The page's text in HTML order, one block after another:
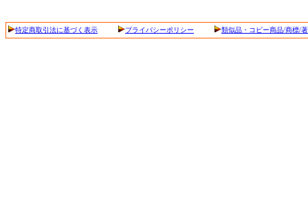
特定商取引法に基づく表示 プライバシーポリシー 類似品・コピー商品/商標/